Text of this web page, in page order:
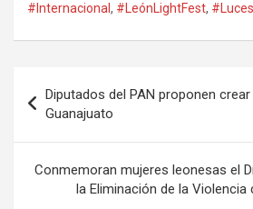
#Internacional, #LeónLightFest, #Luces
de
entradas
Diputados del PAN proponen
Guanajuato
Conmemoran mujeres leonesas el
la Eliminación de la